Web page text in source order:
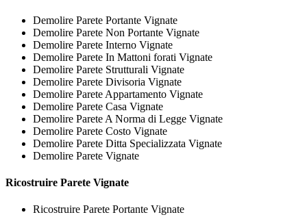
Demolire Parete Portante Vignate
Demolire Parete Non Portante Vignate
Demolire Parete Interno Vignate
Demolire Parete In Mattoni forati Vignate
Demolire Parete Strutturali Vignate
Demolire Parete Divisoria Vignate
Demolire Parete Appartamento Vignate
Demolire Parete Casa Vignate
Demolire Parete A Norma di Legge Vignate
Demolire Parete Costo Vignate
Demolire Parete Ditta Specializzata Vignate
Demolire Parete Vignate
Ricostruire Parete Vignate
Ricostruire Parete Portante Vignate